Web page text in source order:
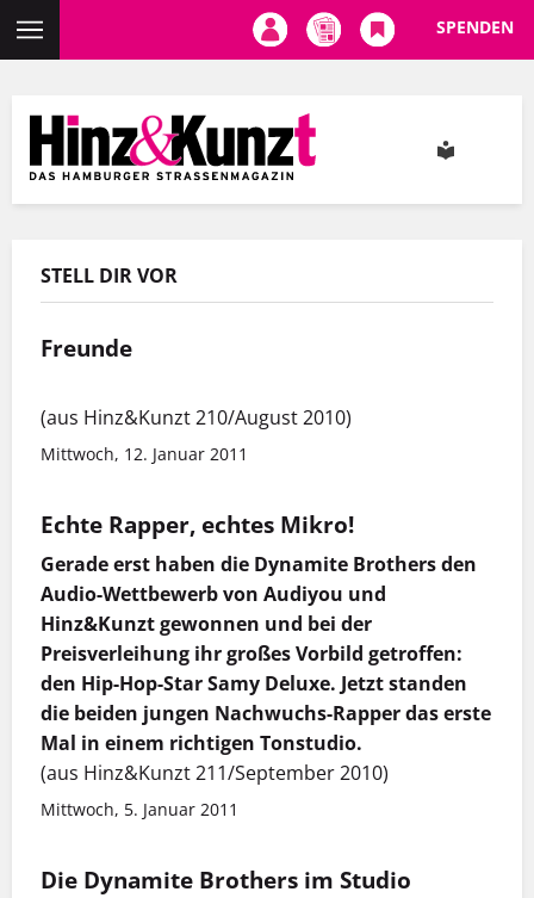
Inhalt
SPENDEN
STELL DIR VOR
Freunde
(aus Hinz&Kunzt 210/August 2010)
Mittwoch, 12. Januar 2011
Echte Rapper, echtes Mikro!
Gerade erst haben die Dynamite Brothers den
Audio-Wettbewerb von Audiyou und
Hinz&Kunzt gewonnen und bei der
Preisverleihung ihr großes Vorbild getroffen:
den Hip-Hop-Star Samy Deluxe. Jetzt standen
die beiden jungen Nachwuchs-Rapper das erste
Mal in einem richtigen Tonstudio.
(aus Hinz&Kunzt 211/September 2010)
Mittwoch, 5. Januar 2011
Die Dynamite Brothers im Studio